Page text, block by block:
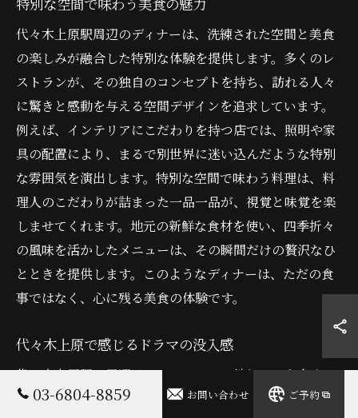
代々木上原駅周辺のディナーは、洗練された空間と美食
の楽しみが融合した特別な体験を提供します。多くのレ
ストランが、その独自のコンセプトを持ち、訪れる人々
に驚きと感動を与える空間デザインを追求しています。
例えば、インテリアにこだわりを持つ店では、照明や家
具の配置により、まるで別世界に迷い込んだような特別
な雰囲気を演出します。特別な空間で味わう料理は、料
理人のこだわりが詰まった一品一品が、視覚と味覚を楽
しませてくれます。地元の新鮮な食材を使い、四季折々
の風味を活かしたメニューは、その瞬間だけの贅沢なひ
とときを提供します。このようなディナーは、ただの食
事ではなく、心に残る美食の体験です。
代々木上原で感じるドラマの没入感
代々木上原駅の周辺は、ドラマのロケ地としても多くの
人々に愛されています。特にディナーを通じてその魅力
03-6804-8859 お問い合わせ ご予約